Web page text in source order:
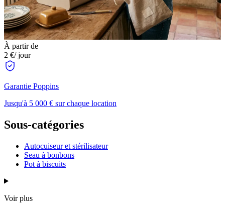
À partir de
2 €/ jour
Garantie Poppins
Jusqu'à 5 000 € sur chaque location
Sous-catégories
Autocuiseur et stérilisateur
Seau à bonbons
Pot à biscuits
Voir plus